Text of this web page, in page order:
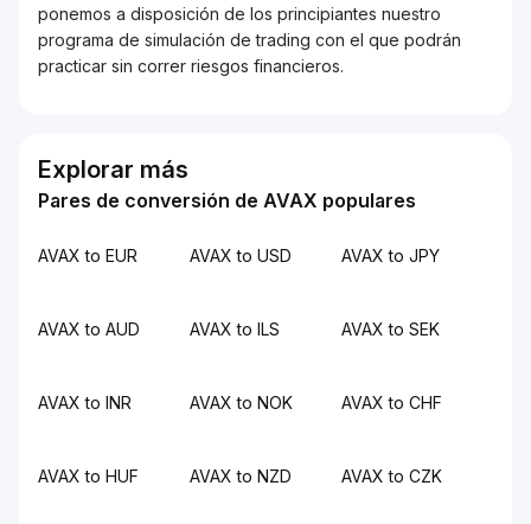
ponemos a disposición de los principiantes nuestro
programa de simulación de trading con el que podrán
practicar sin correr riesgos financieros.
Explorar más
Pares de conversión de AVAX populares
AVAX to EUR AVAX to USD AVAX to JPY
AVAX to AUD AVAX to ILS AVAX to SEK
AVAX to INR AVAX to NOK AVAX to CHF
AVAX to HUF AVAX to NZD AVAX to CZK